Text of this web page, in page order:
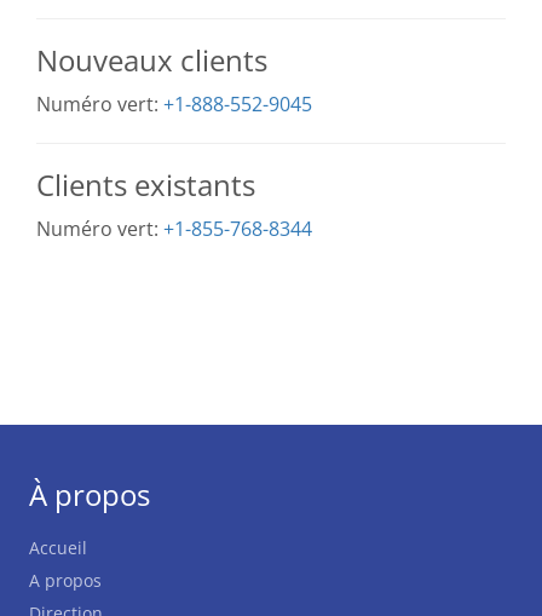
Nouveaux clients
Numéro vert: +1-888-552-9045
Clients existants
Numéro vert: +1-855-768-8344
À propos
Accueil
A propos